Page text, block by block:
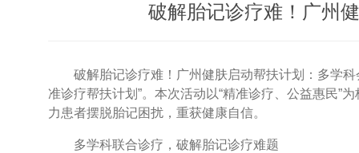
破解胎记诊疗难！广州
破解胎记诊疗难！广州健肤启动帮扶计划：多学科
准诊疗帮扶计划”。本次活动以“精准诊疗、公益惠民”
力患者摆脱胎记困扰，重获健康自信。
多学科联合诊疗，破解胎记诊疗难题